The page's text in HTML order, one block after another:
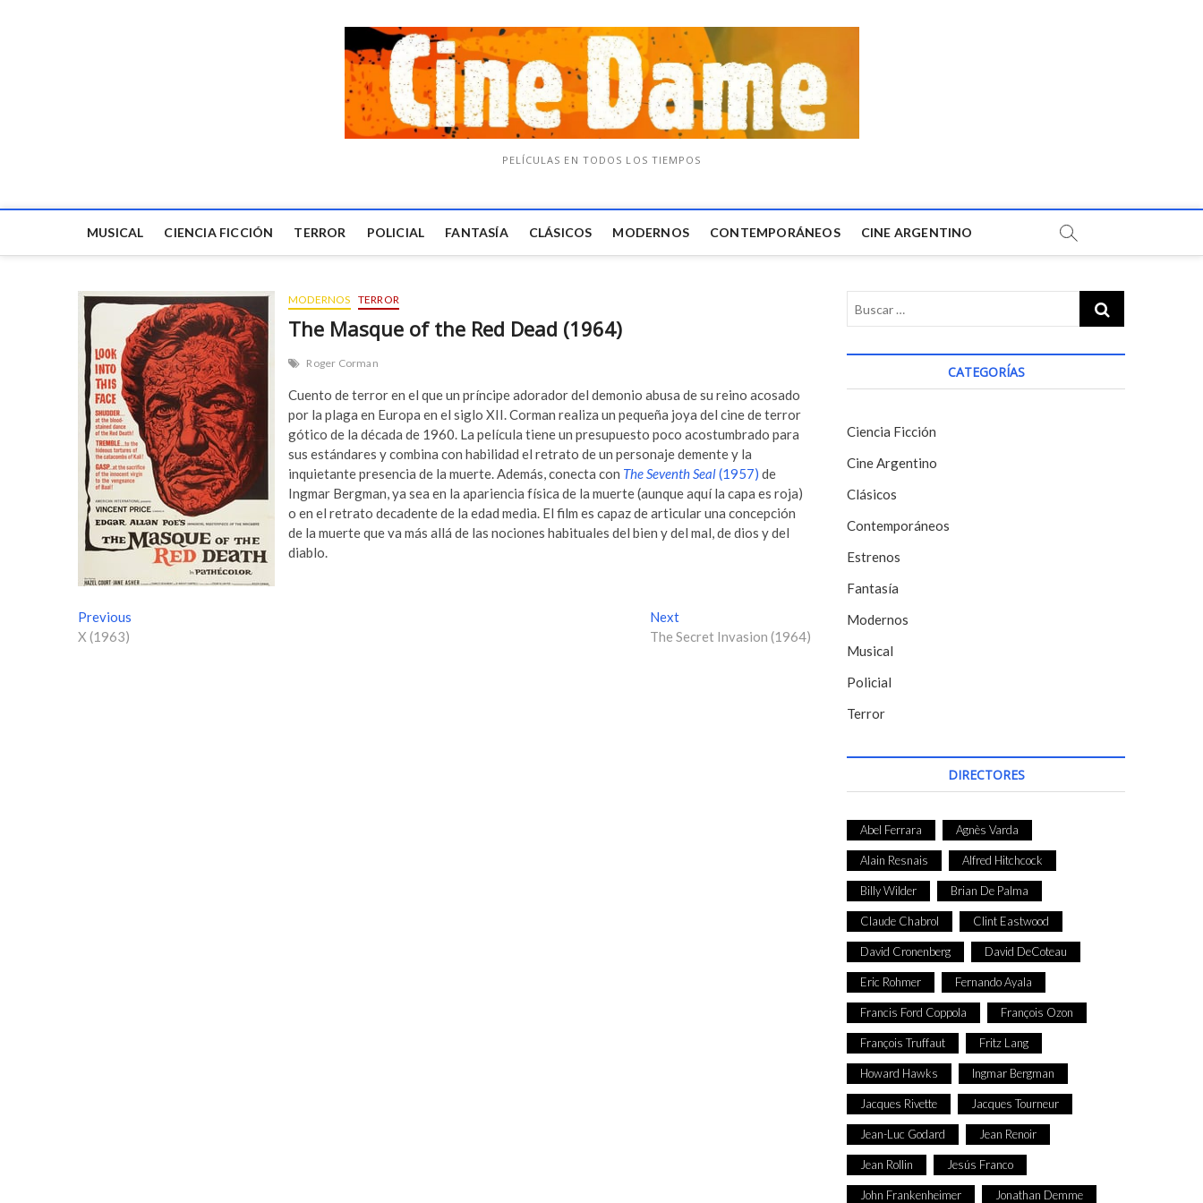
PELÍCULAS EN TODOS LOS TIEMPOS
MUSICAL CIENCIA FICCIÓN TERROR POLICIAL FANTASÍA CLÁSICOS MODERNOS CONTEMPORÁNEOS CINE ARGENTINO
MODERNOS TERROR
The Masque of the Red Dead (1964)
Roger Corman
Cuento de terror en el que un príncipe adorador del demonio abusa de su reino acosado
por la plaga en Europa en el siglo XII. Corman realiza un pequeña joya del cine de terror
gótico de la década de 1960. La película tiene un presupuesto poco acostumbrado para
sus estándares y combina con habilidad el retrato de un personaje demente y la
inquietante presencia de la muerte. Además, conecta con The Seventh Seal(1957) de
Ingmar Bergman, ya sea en la apariencia física de la muerte (aunque aquí la capa es roja)
o en el retrato decadente de la edad media. El film es capaz de articular una concepción
de la muerte que va más allá de las nociones habituales del bien y del mal, de dios y del
diablo.
N
a
Previous
X (1963)
Next
e
The Secret Invasion (1964)
CATEGORÍAS
Ciencia Ficción
Cine Argentino
Clásicos
Contemporáneos
Estrenos
Fantasía
Modernos
Musical
Policial
Terror
DIRECTORES
Abel Ferrara Agnès Varda
Alain Resnais Alfred Hitchcock
Billy Wilder Brian De Palma
Claude Chabrol Clint Eastwood
David Cronenberg David DeCoteau
Eric Rohmer Fernando Ayala
Francis Ford Coppola François Ozon
François Truffaut Fritz Lang
Howard Hawks Ingmar Bergman
Jacques Rivette Jacques Tourneur
Jean-Luc Godard Jean Renoir
Jean Rollin Jesús Franco
John Frankenheimer Jonathan Demme